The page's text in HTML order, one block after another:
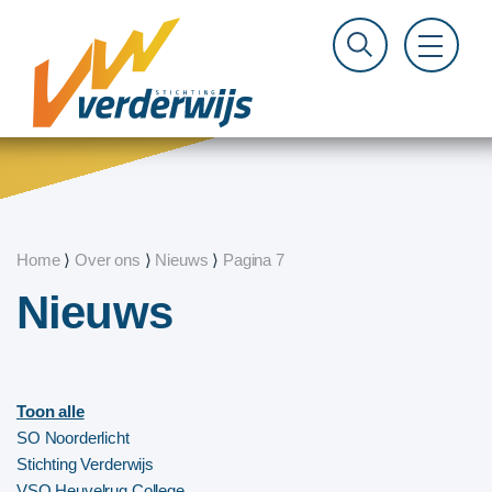
Home⟩ Over ons ⟩ Nieuws ⟩ Pagina 7
Nieuws
Toon alle
SO Noorderlicht
Stichting Verderwijs